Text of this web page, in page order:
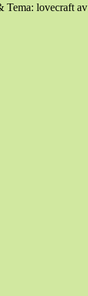
Tema: lovecraft av